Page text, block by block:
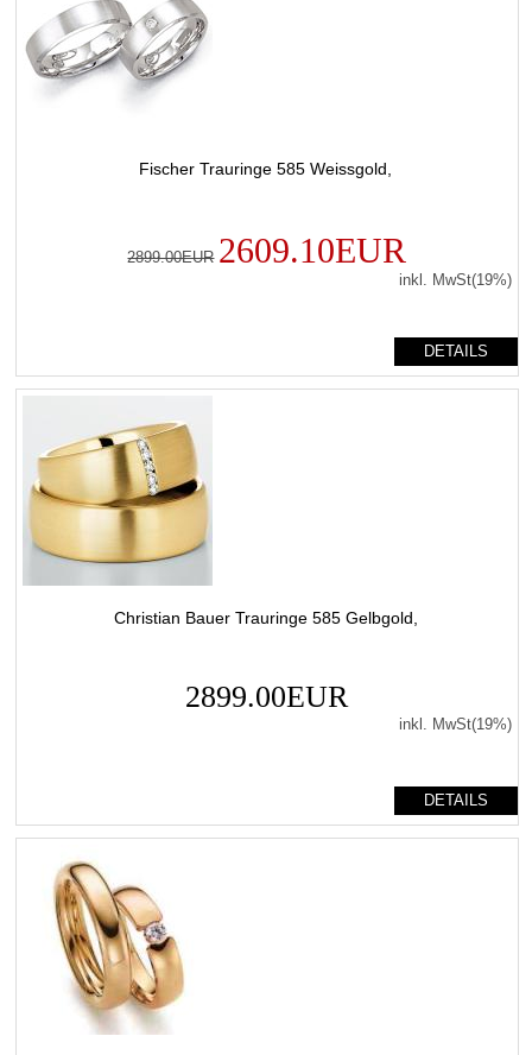
Fischer Trauringe 585 Weissgold,
2899.00EUR 2609.10EUR
inkl. MwSt(19%)
DETAILS
Christian Bauer Trauringe 585 Gelbgold,
2899.00EUR
inkl. MwSt(19%)
DETAILS